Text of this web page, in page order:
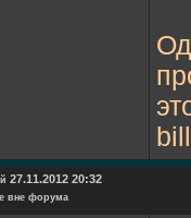
27.11.2012 20:32